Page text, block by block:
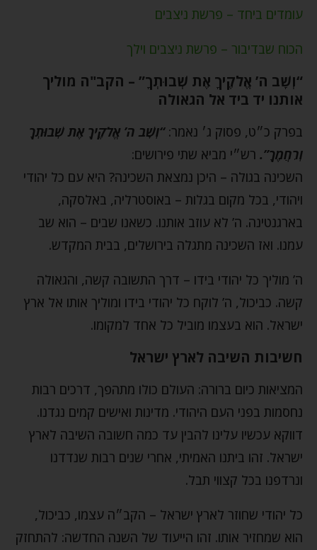
עומדים ביחד – פרשת ניצבים
הכוח שבדיבור – פרשת ניצבים וילך
“וְשָׁב ה’ אֱלֹקֶיךָ אֶת שְׁבוּתְךָ” – הקב"ה מוליך
אותנו יד ביד אל הגאולה
בפרק כ״ט, פסוק ג׳ נאמר:“וְשָׁב ה’ אֱלֹקֶיךָ אֶת שְׁבוּתְךָ
וְרִחֲמֶךָ”. רש״י מביא שתי פירושים:
השכינה בגולה – היכן נמצאת השכינה? היא עם כל יהודי
ויהודי, בכל מקום בגלות – באוסטרליה, באלסקה,
בארגנטינה. ה’ לא עוזב אותנו. כשאנו שבים – הוא שב
עמנו. ואז השכינה מתגלה בירושלים, בבית המקדש.
ה’ מוליך כל יהודי בידו – דרך התשובה קשה, והגאולה
קשה. כביכול, ה’ לוקח כל יהודי בידו ומוליך אותו אל ארץ
ישראל. הוא בעצמו מוביל כל אחד למקומו.
חשיבות השיבה לארץ ישראל
המציאות כיום ברורה: העולם כולו מתהפך, דרכים רבות
נחסמות בפני העם היהודי. מדינות ואישים קמים נגדנו.
דווקא עכשיו עלינו להבין עד כמה חשובה השיבה לארץ
ישראל. זהו ביתנו האמיתי, אחרי שנים רבות שנדדנו
ונרדפנו בכל קצווי תבל.
כל יהודי שחוזר לארץ ישראל – הקב״ה עצמו, כביכול,
הוא שמחזיר אותו. זהו הייעוד של השנה החדשה: להתחזק